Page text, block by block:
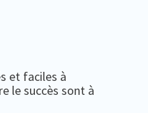
et faciles à
le succès sont à